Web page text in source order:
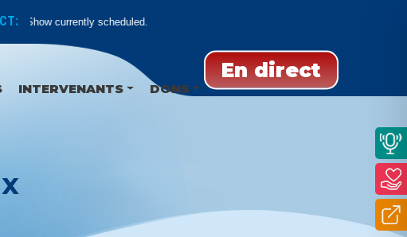
No Show currently scheduled.
En direct
INTERVENANTS DONS